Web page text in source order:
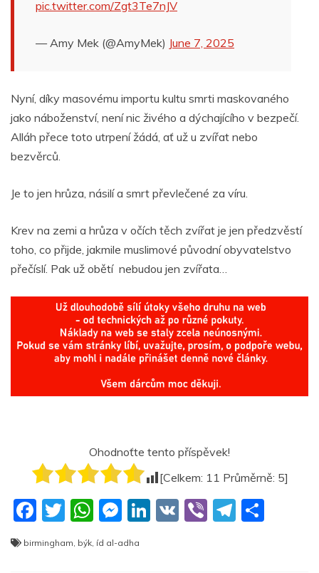
pic.twitter.com/Zgt3Te7nJV
— Amy Mek (@AmyMek) June 7, 2025
Nyní, díky masovému importu kultu smrti maskovaného
jako náboženství, není nic živého a dýchajícího v bezpečí.
Alláh přece toto utrpení žádá, ať už u zvířat nebo
bezvěrců.
Je to jen hrůza, násilí a smrt převlečené za víru.
Krev na zemi a hrůza v očích těch zvířat je jen předzvěstí
toho, co přijde, jakmile muslimové původní obyvatelstvo
přečíslí. Pak už obětí nebudou jen zvířata…
Ohodnoťte tento příspěvek!
[Celkem: 11 Průměrně: 5]
F
a
T
w
itt
W
h
M
e
Li V
Vi T
birmingham, býk, íd al-adha